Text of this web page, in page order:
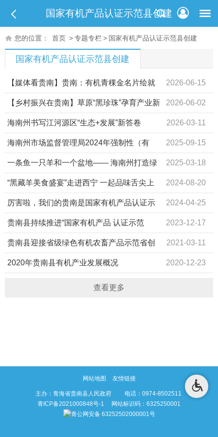
国家有机产品认证示范县创建
您的位置： 首页 >专题专栏> 国家有机产品认证示范县创建
国家有机产品认证示范县创建
2026-06-15
【媒体看贵南】贵南：有机青稞金名片绘就
高原新图景 2026-06-02
【乡村振兴在贵南】草原“黑珍珠”孕育产业新
希望 2026-03-11
海南州书写江河源区“生态+发展”新答卷
2025-09-15
海南州市场监督管理局2024年强制性（有
机）认证产品及工业产品质量监督抽查结果公示2025-03-18
一条鱼一只羊和一个盆地—— 海南州打造绿
色有机农畜产品输出地建设掠影 2024-08-20
“黑藏羊美食盛宴”走进西宁 一起品味舌尖上
的贵南 2024-04-25
厉害啦，我们的贵南是国家有机产品认证示
范区 2023-12-17
贵南县持续推进“国家有机产品 认证示范
区”工作 2021-03-11
贵南县迎接省级绿色有机农畜产品示范省创
建考核工作 2020-12-23
2020年贵南县有机产业发展概况
查看更多
网站地图 友情链接
主办：青海省贵南县人民政府 电话：0974-8502511
青ICP备2021000848号-1 网站标识码：6325250001
青公网安备 63252502000001号